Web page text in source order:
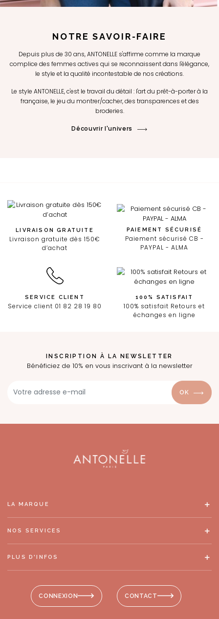
NOTRE SAVOIR-FAIRE
Depuis plus de 30 ans, ANTONELLE s'affirme comme la marque
complice des femmes actives qui se reconnaissent dans l'élégance,
le style et la qualité incontestable de nos créations.
Le style ANTONELLE, c'est le travail du détail : l'art du prêt-à-porter à la
française, le jeu du montrer/cacher, des transparences et des
broderies.
Découvrir l'univers
LIVRAISON GRATUITE
Livraison gratuite dès 150€
d’achat
PAIEMENT SÉCURISÉ
Paiement sécurisé CB -
PAYPAL - ALMA
SERVICE CLIENT
Service client 01 82 28 19 80
100% SATISFAIT
100% satisfait Retours et
échanges en ligne
INSCRIPTION À LA NEWSLETTER
Bénéficiez de 10% en vous inscrivant à la newsletter
OK
CONNEXION CONTACT
LA MARQUE
NOS SERVICES
PLUS D'INFOS